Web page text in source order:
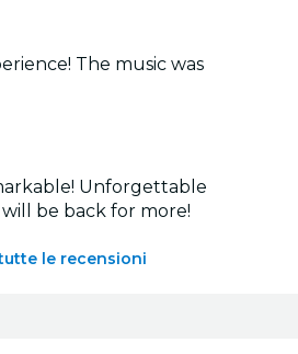
The music was
Unforgettable
be back for more!
le recensioni